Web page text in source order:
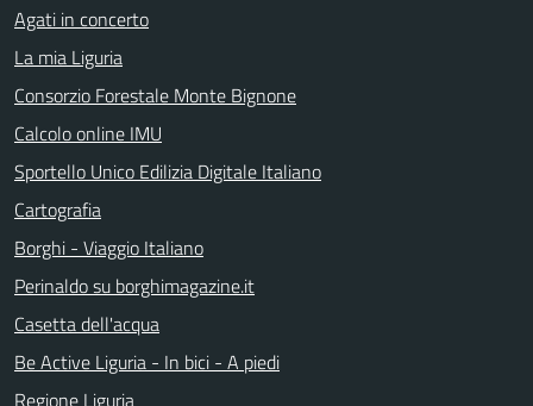
Agati in concerto
La mia Liguria
Consorzio Forestale Monte Bignone
Calcolo online IMU
Sportello Unico Edilizia Digitale Italiano
Cartografia
Borghi - Viaggio Italiano
Perinaldo su borghimagazine.it
Casetta dell'acqua
Be Active Liguria - In bici - A piedi
Regione Liguria